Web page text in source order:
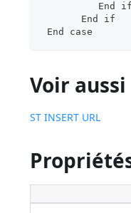
End if
End if
End case
Voir aussi
ST INSERT URL